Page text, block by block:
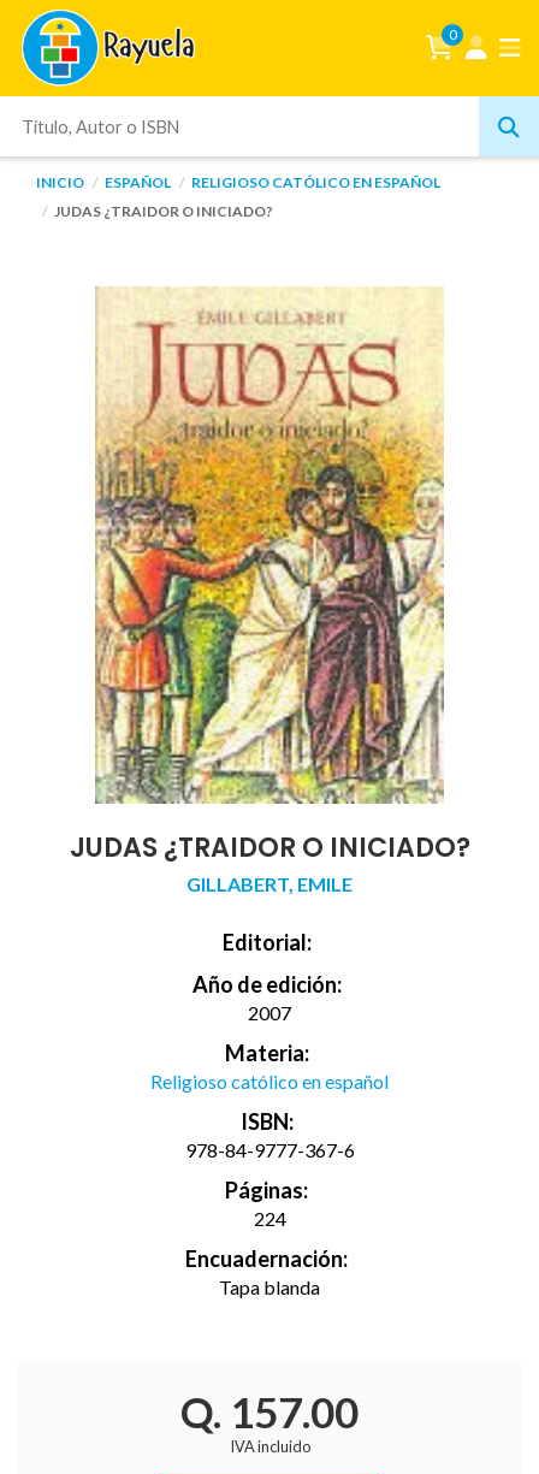
0
INICIO ESPAÑOL
RELIGIOSO CATÓLICO EN ESPAÑOL
JUDAS ¿TRAIDOR O INICIADO?
JUDAS ¿TRAIDOR O INICIADO?
GILLABERT, EMILE
Editorial:
Año de edición:
2007
Materia:
Religioso católico en español
ISBN:
978-84-9777-367-6
Páginas:
224
Encuadernación:
Tapa blanda
Q. 157.00
IVA incluido